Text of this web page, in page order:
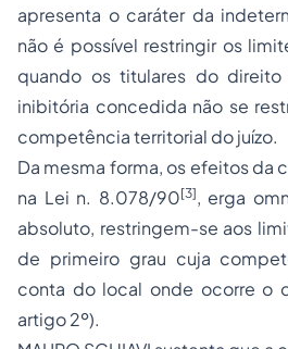
apresenta o caráter da
não é possível restringir os
quando os titulares do
inibitória concedida não se
competência territorial do juízo.
Da mesma forma, os efeitos da
na Lei n. 8.078/90[3], erga
absoluto, restringem-se aos
de primeiro grau cuja
conta do local onde ocorre o
artigo 2º).